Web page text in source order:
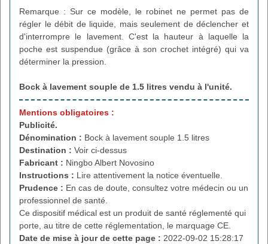
Remarque : Sur ce modèle, le robinet ne permet pas de
régler le débit de liquide, mais seulement de déclencher et
d'interrompre le lavement. C'est la hauteur à laquelle la
poche est suspendue (grâce à son crochet intégré) qui va
déterminer la pression.
Bock à lavement souple de 1.5 litres vendu à l'unité.
Mentions obligatoires :
Publicité.
Dénomination : Bock à lavement souple 1.5 litres
Destination : Voir ci-dessus
Fabricant : Ningbo Albert Novosino
Instructions : Lire attentivement la notice éventuelle.
Prudence : En cas de doute, consultez votre médecin ou un
professionnel de santé.
Ce dispositif médical est un produit de santé réglementé qui
porte, au titre de cette réglementation, le marquage CE.
Date de mise à jour de cette page : 2022-09-02 15:28:17